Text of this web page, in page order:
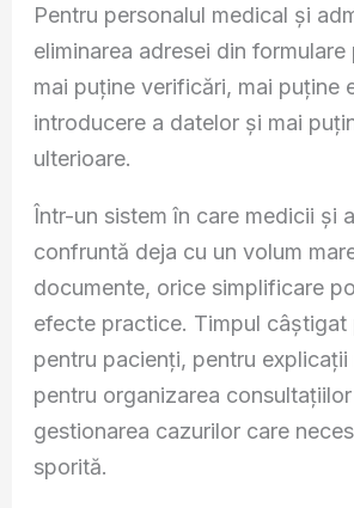
Pentru personalul medical și
eliminarea adresei din formulare
mai puține verificări, mai puține
introducere a datelor și mai
ulterioare.
Într-un sistem în care medicii și
confruntă deja cu un volum
documente, orice simplificare
efecte practice. Timpul
pentru pacienți, pentru explicații
pentru organizarea
gestionarea cazurilor care
sporită.